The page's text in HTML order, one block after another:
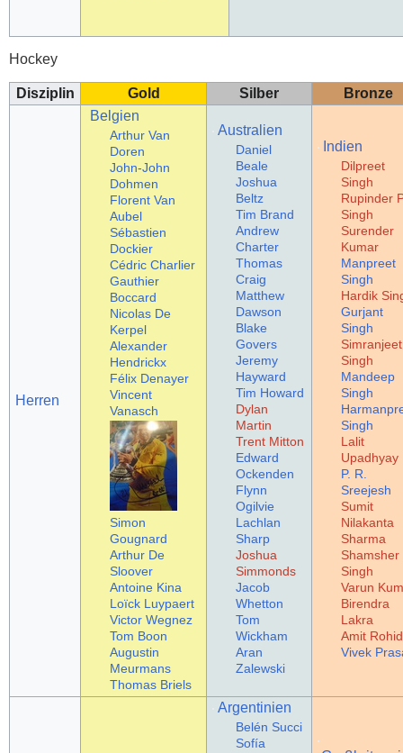
Hockey
Disziplin Gold Silber Bronze
Herren
Belgien
Arthur Van
Doren
John-John
Dohmen
Florent Van
Aubel
Sébastien
Dockier
Cédric Charlier
Gauthier
Boccard
Nicolas De
Kerpel
Alexander
Hendrickx
Félix Denayer
Vincent
Vanasch
Simon
Gougnard
Arthur De
Sloover
Antoine Kina
Loïck Luypaert
Victor Wegnez
Tom Boon
Augustin
Meurmans
Thomas Briels
Australien
Daniel
Beale
Joshua
Beltz
Tim Brand
Andrew
Charter
Thomas
Craig
Matthew
Dawson
Blake
Govers
Jeremy
Hayward
Tim Howard
Dylan
Martin
Trent Mitton
Edward
Ockenden
Flynn
Ogilvie
Lachlan
Sharp
Joshua
Simmonds
Jacob
Whetton
Tom
Wickham
Aran
Zalewski
Indien
Dilpreet
Singh
Rupinder
Singh
Surender
Kumar
Manpreet
Singh
Hardik
Gurjant
Singh
Simranjeet
Singh
Mandeep
Singh
Singh
Lalit
Upadhyay
P. R.
Sreejesh
Sumit
Nilakanta
Sharma
Shamsher
Singh
Varun
Birendra
Lakra
Amit
Vivek
Argentinien
Belén Succi
Sofía